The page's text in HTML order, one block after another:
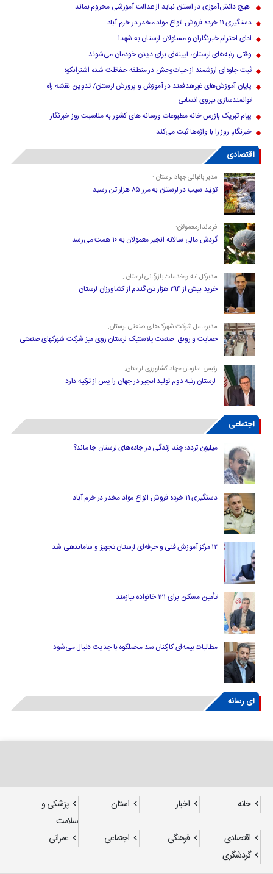
هیچ دانش‌آموزی در استان نباید از عدالت آموزشی محروم بماند
دستگیری ۱۱ خرده فروش انواع مواد مخدر در خرم آباد
ادای احترام خبرنگاران و مسئولان لرستان به شهدا
وقتی رتبه‌های لرستان، آیینه‌ای برای دیدن خودمان می‌شوند
ثبت جلوه‌ای ارزشمند از حیات‌وحش در منطقه حفاظت شده اشترانکوه
پایان آموزش‌های غیرهدفمند در آموزش و پرورش لرستان/ تدوین نقشه راه
توانمندسازی نیروی انسانی
پیام تبریک بازرس خانه مطبوعات ورسانه های کشور به مناسبت روز خبرنگار
خبرنگار، روز را با واژه‌ها ثبت می‌کند
اقتصادی
مدیر باغبانی جهاد لرستان :
تولید سیب در لرستان به مرز ۸۵ هزار تن رسید
فرماندارمعمولان:
گردش مالی سالانه انجیر معمولان به ۱۰ همت می‌رسد
مدیرکل غله و خدمات بازرگانی لرستان :
خرید بیش از ۲۹۴ هزار تن گندم از کشاورزان لرستان
مدیرعامل شرکت شهرک‌های صنعتی لرستان:
حمایت و رونق صنعت پلاستیک لرستان روی میز شرکت شهرکهای صنعتی
رئیس سازمان جهاد کشاورزی لرستان:
لرستان رتبه دوم تولید انجیر در جهان را پس از ترکیه دارد
اجتماعی
میلیون تردد؛ چند زندگی در جاده‌های لرستان جا ماند؟
دستگیری ۱۱ خرده فروش انواع مواد مخدر در خرم آباد
۱۲ مرکز آموزش فنی و حرفه‌ای لرستان تجهیز و ساماندهی شد
تأمین مسکن برای ۱۲۱ خانواده نیازمند
مطالبات بیمه‌ای کارکنان سد مخملکوه با جدیت دنبال می‌شود
ای رسانه
خانه اخبار استان
پزشکی و
سلامت
اقتصادی
فرهنگی اجتماعی
عمرانی
گردشگری